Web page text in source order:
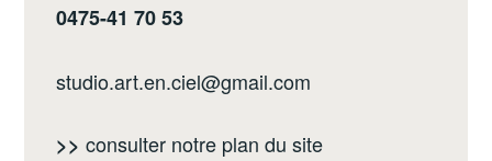
0475-41 70 53
studio.art.en.ciel@gmail.com
>> consulter notre plan du site